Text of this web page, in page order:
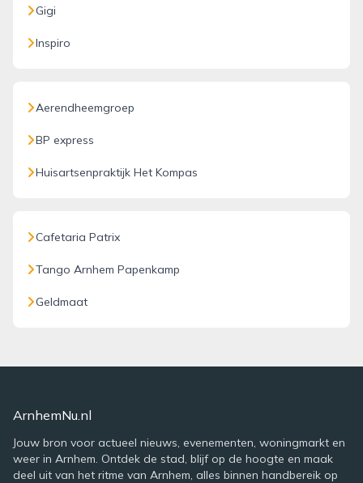
Gigi
Inspiro
Aerendheemgroep
BP express
Huisartsenpraktijk Het Kompas
Cafetaria Patrix
Tango Arnhem Papenkamp
Geldmaat
ArnhemNu.nl
Jouw bron voor actueel nieuws, evenementen, woningmarkt en
weer in Arnhem. Ontdek de stad, blijf op de hoogte en maak
deel uit van het ritme van Arnhem, alles binnen handbereik op